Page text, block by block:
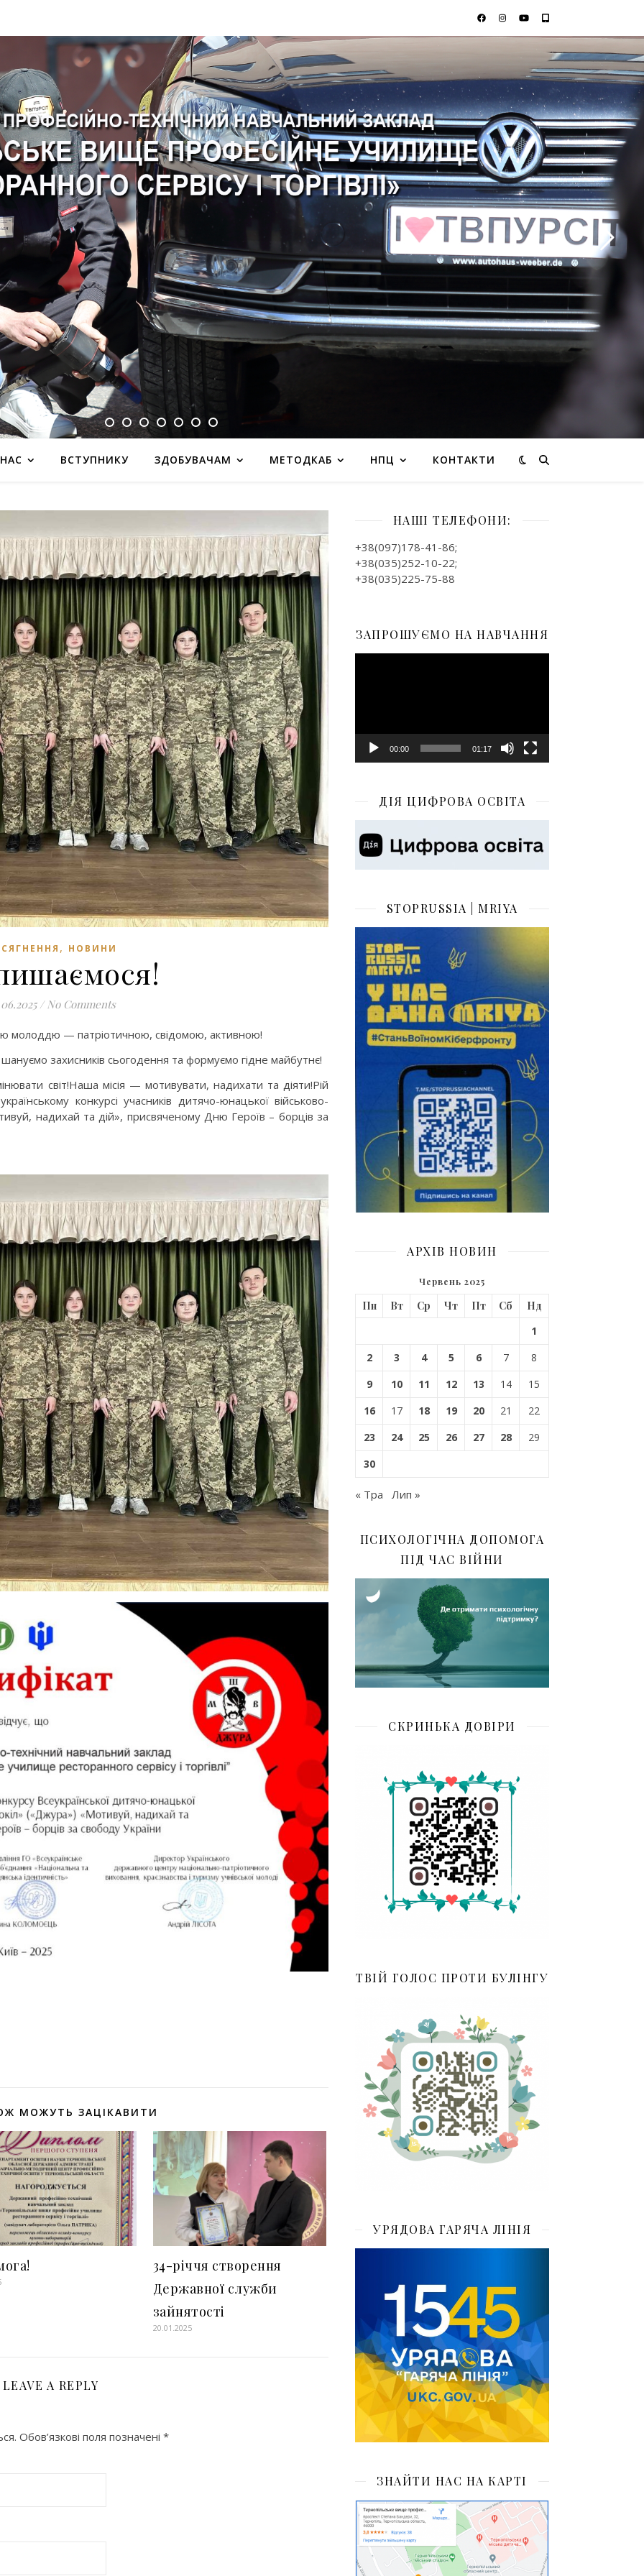
ВСТУПНИКУ ЗДОБУВАЧАМ МЕТОДКАБ НПЦ КОНТАКТИ
, НОВИНИ
/ No Comments
молоддю — патріотичною, свідомою, активною!
захисників сьогодення та формуємо гідне майбутнє!
світ!Наша місія — мотивувати, надихати та діяти!Рій
конкурсі учасників дитячо-юнацької військово-
надихай та дій», присвяченому Дню Героїв – борців за
МОЖУТЬ ЗАЦІКАВИТИ
34-річчя створення
Державної служби
зайнятості
20.01.2025
LEAVE A REPLY
Обов’язкові поля позначені *
НАШІ ТЕЛЕФОНИ:
+38(097)178-41-86;
+38(035)252-10-22;
+38(035)225-75-88
ЗАПРОШУЄМО НА НАВЧАННЯ
00:00 01:17
ДІЯ ЦИФРОВА ОСВІТА
STOPRUSSIA | MRIYA
АРХІВ НОВИН
Червень 2025
Пн Вт Ср Чт Пт Сб
Нд
1
2
3 4 5 6 7
8
9
10 11 12 13 14
15
16
17 18 19 20 21
22
23
24 25 26 27 28
29
30
« Тра Лип »
ПСИХОЛОГІЧНА ДОПОМОГА
ПІД ЧАС ВІЙНИ
СКРИНЬКА ДОВІРИ
ТВІЙ ГОЛОС ПРОТИ БУЛІНГУ
УРЯДОВА ГАРЯЧА ЛІНІЯ
ЗНАЙТИ НАС НА КАРТІ